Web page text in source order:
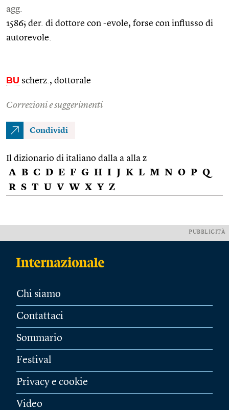
agg.
1586; der. di dottore con -evole, forse con influsso di
autorevole.
BU scherz., dottorale
Correzioni e suggerimenti
Condividi
Il dizionario di italiano dalla a alla z
A B C D E F G H I J K L M N O P Q
R S T U V W X Y Z
PUBBLICITÀ
Chi siamo
Contattaci
Sommario
Festival
Privacy e cookie
Video